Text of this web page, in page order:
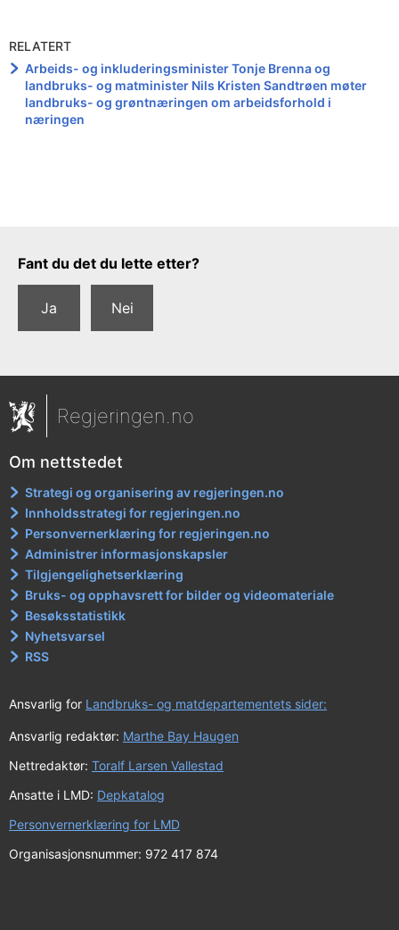
RELATERT
Arbeids- og inkluderingsminister Tonje Brenna og
landbruks- og matminister Nils Kristen Sandtrøen møter
landbruks- og grøntnæringen om arbeidsforhold i
næringen
Tilbakemeldingsskjema
Fant du det du lette etter?
Ja Nei
Regjeringen.no
Om nettstedet
Strategi og organisering av regjeringen.no
Innholdsstrategi for regjeringen.no
Personvernerklæring for regjeringen.no
Administrer informasjonskapsler
Tilgjengelighetserklæring
Bruks- og opphavsrett for bilder og videomateriale
Besøksstatistikk
Nyhetsvarsel
RSS
Ansvarlig for Landbruks- og matdepartementets sider:
Ansvarlig redaktør: Marthe Bay Haugen
Nettredaktør: Toralf Larsen Vallestad
Ansatte i LMD: Depkatalog
Personvernerklæring for LMD
Organisasjonsnummer: 972 417 874